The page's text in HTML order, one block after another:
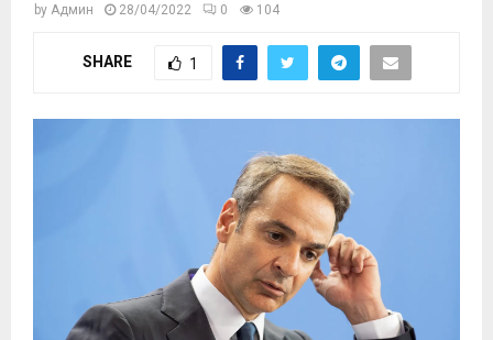
by Админ 28/04/2022 0 104
SHARE 1